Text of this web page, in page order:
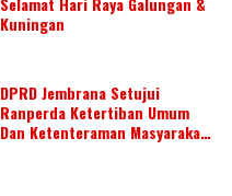
Kuningan
DPRD Jembrana Setujui
Ranperda Ketertiban Umum
Dan Ketenteraman Masyarakat